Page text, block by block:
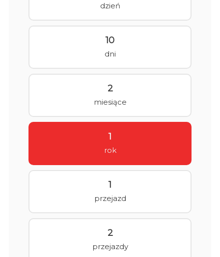
dzień
10
dni
2
miesiące
1
rok
1
przejazd
2
przejazdy